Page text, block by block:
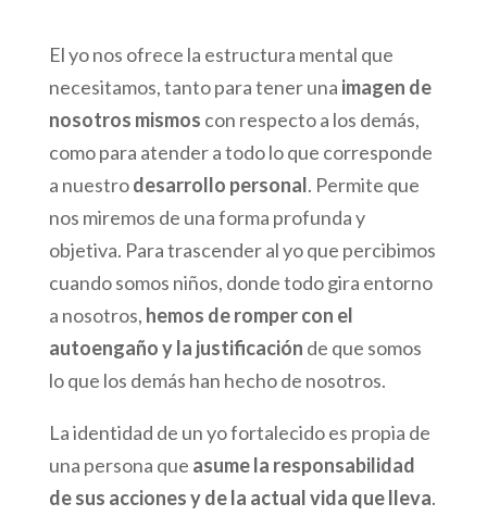
El yo nos ofrece la estructura mental que
necesitamos, tanto para tener una imagen de
nosotros mismos con respecto a los demás,
como para atender a todo lo que corresponde
a nuestrodesarrollo personal. Permite que
nos miremos de una forma profunda y
objetiva. Para trascender al yo que percibimos
cuando somos niños, donde todo gira entorno
a nosotros, hemos de romper con el
autoengaño y la justificación de que somos
lo que los demás han hecho de nosotros.
La identidad de un yo fortalecido es propia de
una persona que asume la responsabilidad
de sus acciones y de la actual vida que lleva.